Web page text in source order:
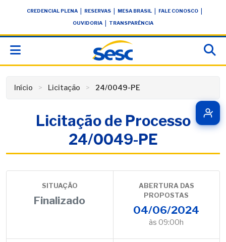
conteúdoCREDENCIAL PLENA RESERVAS MESA BRASIL FALE CONOSCO
OUVIDORIA TRANSPARÊNCIA
Início Licitação 24/0049-PE
Licitação de Processo
24/0049-PE
SITUAÇÃO
Finalizado
ABERTURA DAS
PROPOSTAS
04/06/2024
às 09:00h